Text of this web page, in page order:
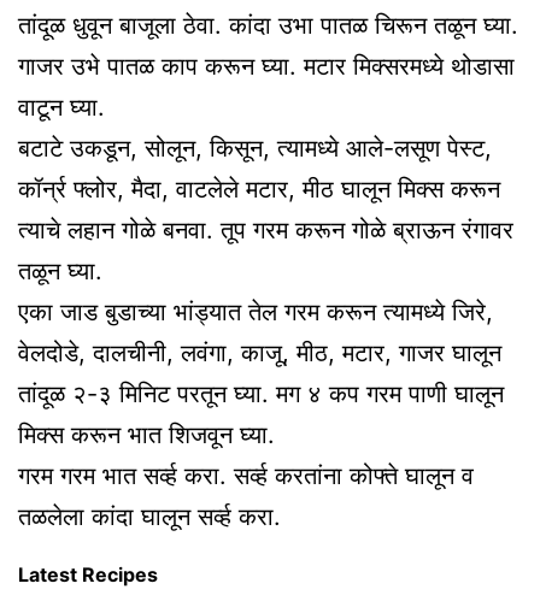
तांदूळ धुवून बाजूला ठेवा. कांदा उभा पातळ चिरून तळून घ्या.
गाजर उभे पातळ काप करून घ्या. मटार मिक्सरमध्ये थोडासा
वाटून घ्या.
बटाटे उकडून, सोलून, किसून, त्यामध्ये आले-लसूण पेस्ट,
कॉर्न्र फ्लोर, मैदा, वाटलेले मटार, मीठ घालून मिक्स करून
त्याचे लहान गोळे बनवा. तूप गरम करून गोळे ब्राऊन रंगावर
तळून घ्या.
एका जाड बुडाच्या भांड्यात तेल गरम करून त्यामध्ये जिरे,
वेलदोडे, दालचीनी, लवंगा, काजू, मीठ, मटार, गाजर घालून
तांदूळ २-३ मिनिट परतून घ्या. मग ४ कप गरम पाणी घालून
मिक्स करून भात शिजवून घ्या.
गरम गरम भात सर्व्ह करा. सर्व्ह करतांना कोफ्ते घालून व
तळलेला कांदा घालून सर्व्ह करा.
Latest Recipes